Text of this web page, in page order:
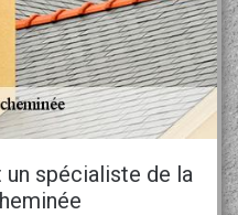
spécialiste de la